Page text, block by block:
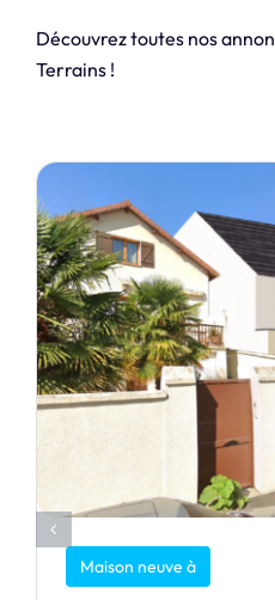
Découvrez toutes nos
Terrains !
Maison neuve à